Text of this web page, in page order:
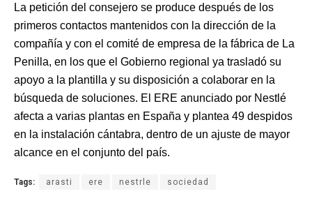
La petición del consejero se produce después de los
primeros contactos mantenidos con la dirección de la
compañía y con el comité de empresa de la fábrica de La
Penilla, en los que el Gobierno regional ya trasladó su
apoyo a la plantilla y su disposición a colaborar en la
búsqueda de soluciones. El ERE anunciado por Nestlé
afecta a varias plantas en España y plantea 49 despidos
en la instalación cántabra, dentro de un ajuste de mayor
alcance en el conjunto del país.
Tags: arasti ere nestrle sociedad